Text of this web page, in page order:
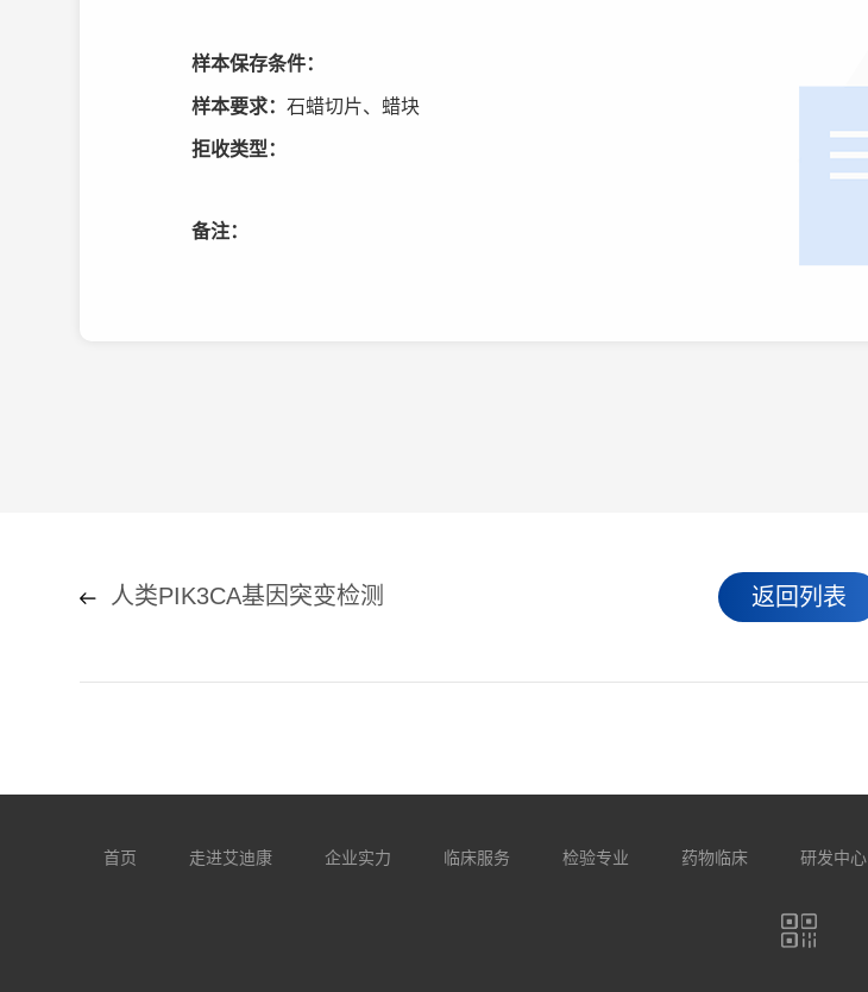
样本保存条件：
样本要求：石蜡切片、蜡块
拒收类型：
备注：
人类PIK3CA基因突变检测 返回列表
首页 走进艾迪康 企业实力 临床服务 检验专业 药物临床 研发中心